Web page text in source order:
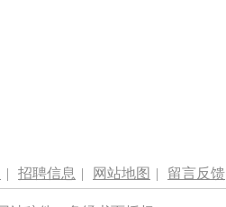
| 招聘信息 | 网站地图 | 留言反馈